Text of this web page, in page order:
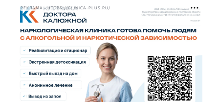
РЕКЛАМА • HTTPS://CLINICA-PLUS.RU/